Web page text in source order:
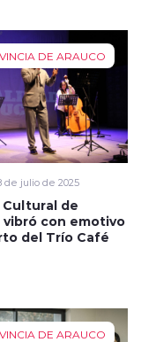
DE ARAUCO
de julio de 2025
de
vibró con emotivo
del Trío Café
DE ARAUCO